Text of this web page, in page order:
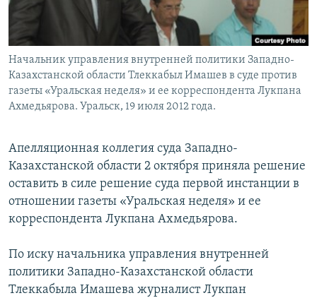
Начальник управления внутренней политики Западно-
Казахстанской области Тлеккабыл Имашев в суде против
газеты «Уральская неделя» и ее корреспондента Лукпана
Ахмедьярова. Уральск, 19 июля 2012 года.
Апелляционная коллегия суда Западно-
Казахстанской области 2 октября приняла решение
оставить в силе решение суда первой инстанции в
отношении газеты «Уральская неделя» и ее
корреспондента Лукпана Ахмедьярова.
По иску начальника управления внутренней
политики Западно-Казахстанской области
Тлеккабыла Имашева журналист Лукпан